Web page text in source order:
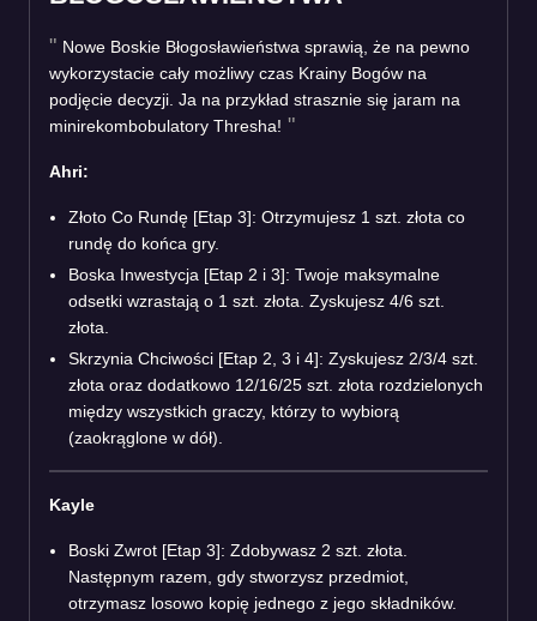
Nowe Boskie Błogosławieństwa sprawią, że na pewno
wykorzystacie cały możliwy czas Krainy Bogów na
podjęcie decyzji. Ja na przykład strasznie się jaram na
minirekombobulatory Thresha!
Ahri:
Złoto Co Rundę [Etap 3]: Otrzymujesz 1 szt. złota co
rundę do końca gry.
Boska Inwestycja [Etap 2 i 3]: Twoje maksymalne
odsetki wzrastają o 1 szt. złota. Zyskujesz 4/6 szt.
złota.
Skrzynia Chciwości [Etap 2, 3 i 4]: Zyskujesz 2/3/4 szt.
złota oraz dodatkowo 12/16/25 szt. złota rozdzielonych
między wszystkich graczy, którzy to wybiorą
(zaokrąglone w dół).
Kayle
Boski Zwrot [Etap 3]: Zdobywasz 2 szt. złota.
Następnym razem, gdy stworzysz przedmiot,
otrzymasz losowo kopię jednego z jego składników.